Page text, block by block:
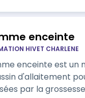
enceinte
HIVET CHARLENE
enceinte est un
d'allaitement
par la